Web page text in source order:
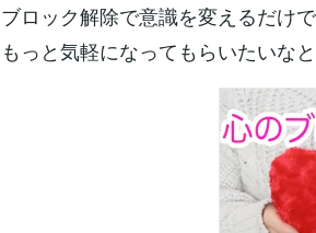
ブロック解除で意識を変えるだけ
もっと気軽になってもらいたいな